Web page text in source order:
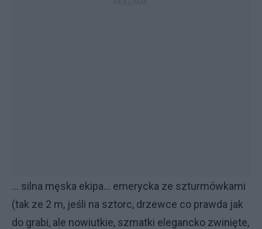
... silna męska ekipa... emerycka ze szturmówkami
(tak ze 2 m, jeśli na sztorc, drzewce co prawda jak
do grabi, ale nowiutkie, szmatki elegancko zwinięte,